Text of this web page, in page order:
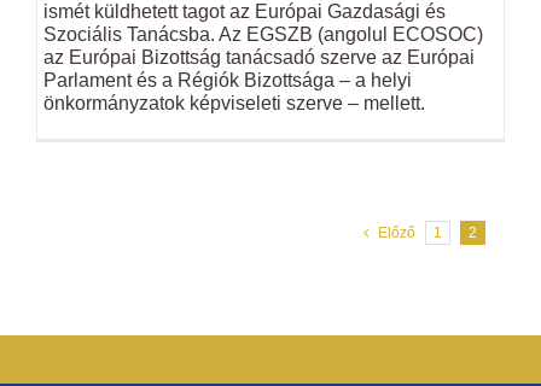
ismét küldhetett tagot az Európai Gazdasági és
Szociális Tanácsba. Az EGSZB (angolul ECOSOC)
az Európai Bizottság tanácsadó szerve az Európai
Parlament és a Régiók Bizottsága – a helyi
önkormányzatok képviseleti szerve – mellett.
Előző 1 2